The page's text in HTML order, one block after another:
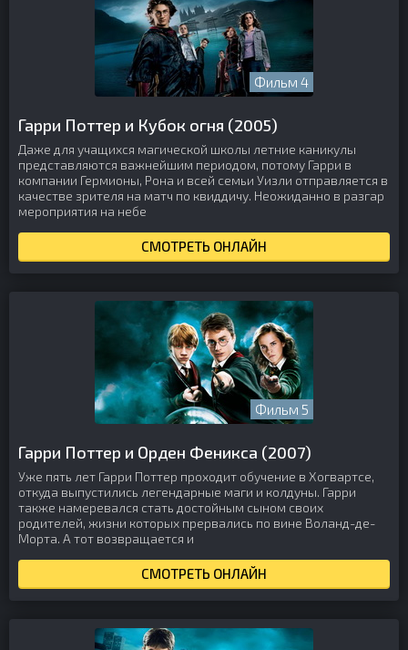
Фильм 4
Гарри Поттер и Кубок огня (2005)
Даже для учащихся магической школы летние каникулы
представляются важнейшим периодом, потому Гарри в
компании Гермионы, Рона и всей семьи Уизли отправляется в
качестве зрителя на матч по квиддичу. Неожиданно в разгар
мероприятия на небе
СМОТРЕТЬ ОНЛАЙН
Фильм 5
Гарри Поттер и Орден Феникса (2007)
Уже пять лет Гарри Поттер проходит обучение в Хогвартсе,
откуда выпустились легендарные маги и колдуны. Гарри
также намеревался стать достойным сыном своих
родителей, жизни которых прервались по вине Воланд-де-
Морта. А тот возвращается и
СМОТРЕТЬ ОНЛАЙН